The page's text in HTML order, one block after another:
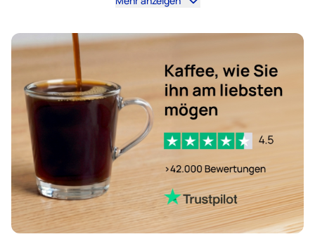
Entkoffeinierter Kaffee für Senseo
Entkalkung und Reinigung für Senseo
Pads von Segafredo für Senseo
Pads von Café René für Senseo Pads für Senseo
Pads von Merrild für Senseo
Pads von Friele für Senseo
Pads von Marcilla für Senseo